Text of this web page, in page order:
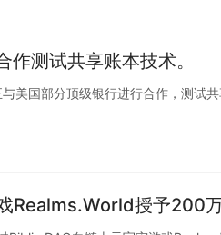
测试共享账本技术。
美国部分顶级银行进行合作，测试
授予200万